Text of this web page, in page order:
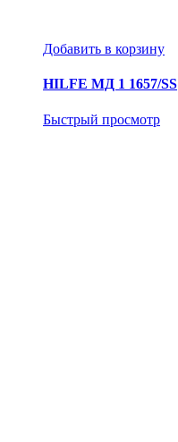
Добавить в корзину
HILFE МД 1 1657/SS
Быстрый просмотр